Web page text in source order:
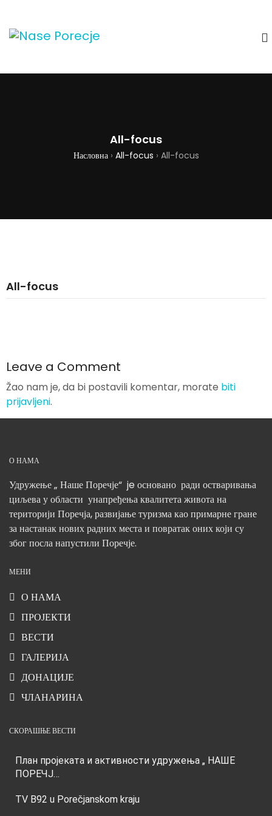
All-focus
Насловна› All-focus › All-focus
All-focus
Leave a Comment
Žao nam je, da bi postavili komentar, morate biti
prijavljeni.
О НАМА
Удружење „ Наше Поречје“ je основано ради остваривања
циљева у области унапређења квалитета живота на
територији Поречја, развијање туризма као примарне гране
за настанак нових радних места и повратак оних који су
због посла напустили Поречје.
МЕНИ
О НАМА
ПРОЈЕКТИ
ВЕСТИ
ГАЛЕРИЈА
ДОНАЦИЈЕ
ЧЛАНАРИНА
СКОРАШЊЕ ВЕСТИ
План пројеката и активности удружења „ НАШЕ
ПОРЕЧЈ…
TV B92 u Porečjanskom kraju